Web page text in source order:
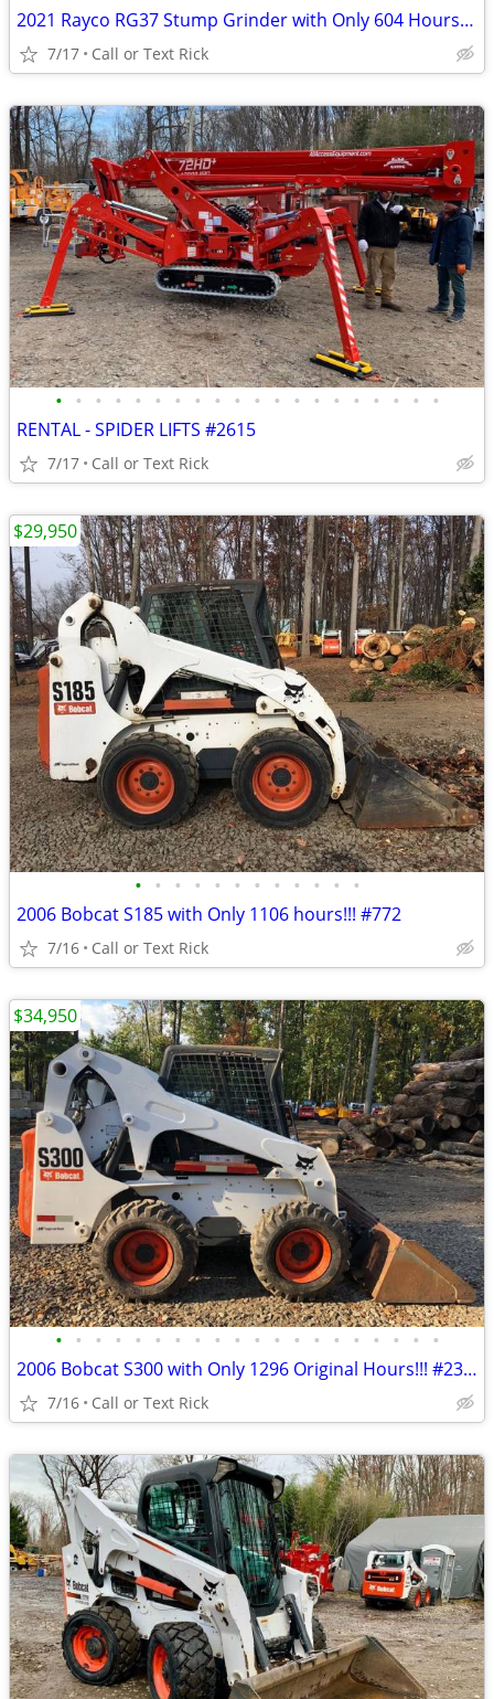
2021 Rayco RG37 Stump Grinder with Only 604 Hours!!! #4965
7/17 Call or Text Rick
• • • • • • • • • • • • • • • • • • • •
RENTAL - SPIDER LIFTS #2615
7/17 Call or Text Rick
• • • • • • • • • • • •
2006 Bobcat S185 with Only 1106 hours!!! #772
7/16 Call or Text Rick
$29,950
• • • • • • • • • • • • • • • • • • • •
2006 Bobcat S300 with Only 1296 Original Hours!!! #2375
7/16 Call or Text Rick
$34,950